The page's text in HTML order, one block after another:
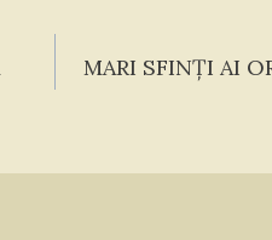
MARI SFINŢI AI